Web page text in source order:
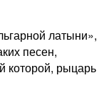
латыни»,
песен,
которой, рыцарь